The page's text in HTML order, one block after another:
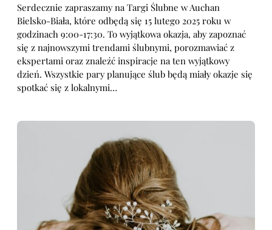
Serdecznie zapraszamy na Targi Ślubne w Auchan
Bielsko-Biała, które odbędą się 15 lutego 2025 roku w
godzinach 9:00-17:30. To wyjątkowa okazja, aby zapoznać
się z najnowszymi trendami ślubnymi, porozmawiać z
ekspertami oraz znaleźć inspiracje na ten wyjątkowy
dzień. Wszystkie pary planujące ślub będą miały okazje się
spotkać się z lokalnymi…